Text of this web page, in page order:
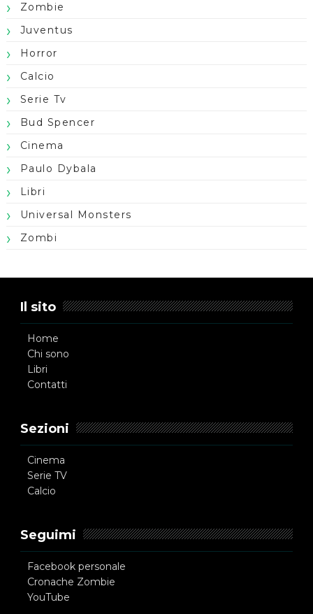
Zombie
Juventus
Horror
Calcio
Serie Tv
Bud Spencer
Cinema
Paulo Dybala
Libri
Universal Monsters
Zombi
Il sito
Home
Chi sono
Libri
Contatti
Sezioni
Cinema
Serie TV
Calcio
Seguimi
Facebook personale
Cronache Zombie
YouTube